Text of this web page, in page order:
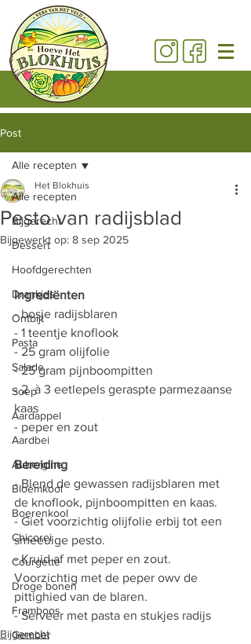
Post
Alle recepten
Bijgerecht
Dessert
Hoofdgerechten
Drankjes
Ontbijt
Pasta
Salade
Soep
Aardappel
Aardbei
Aubergine
Bloemkool
Boerenkool
Chicorei
Courgette
Droge bonen
Framboos
Gember
Alle recepten
Pesto van radijsblad
Het Blokhuis
Bijgewerkt op: 8 sep 2025
Ingrediënten
- bosje radijsblaren
- 1 teentje knoflook
- 25 gram olijfolie
- 25 gram pijnboompitten
- 2  à 3 eetlepels geraspte parmezaanse
kaas
- peper en zout
Bereiding
- Blend de gewassen radijsblaren met
de knoflook, pijnboompitten en kaas.
- Giet voorzichtig olijfolie erbij tot een
smeeuige pesto.
- Kruid af met peper en zout.
Voorzichtig met de peper owv de
pittighied van de blaren.
- Serveer met pasta en stukjes radijs
Bijgerecht